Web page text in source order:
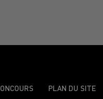
PLAN DU SITE